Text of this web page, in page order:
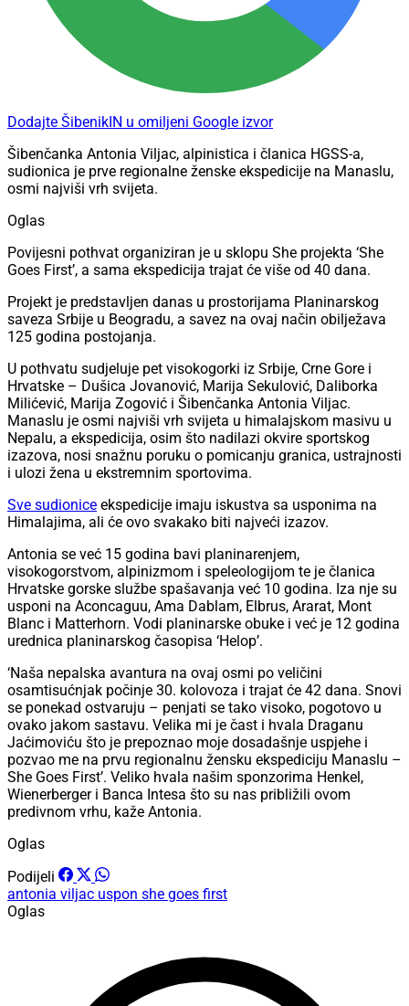
Dodajte ŠibenikIN u omiljeni Google izvor
Šibenčanka Antonia Viljac, alpinistica i članica HGSS-a,
sudionica je prve regionalne ženske ekspedicije na Manaslu,
osmi najviši vrh svijeta.
Oglas
Povijesni pothvat organiziran je u sklopu She projekta ‘She
Goes First’, a sama ekspedicija trajat će više od 40 dana.
Projekt je predstavljen danas u prostorijama Planinarskog
saveza Srbije u Beogradu, a savez na ovaj način obilježava
125 godina postojanja.
U pothvatu sudjeluje pet visokogorki iz Srbije, Crne Gore i
Hrvatske – Dušica Jovanović, Marija Sekulović, Daliborka
Milićević, Marija Zogović i Šibenčanka Antonia Viljac.
Manaslu je osmi najviši vrh svijeta u himalajskom masivu u
Nepalu, a ekspedicija, osim što nadilazi okvire sportskog
izazova, nosi snažnu poruku o pomicanju granica, ustrajnosti
i ulozi žena u ekstremnim sportovima.
Sve sudionice ekspedicije imaju iskustva sa usponima na
Himalajima, ali će ovo svakako biti najveći izazov.
Antonia se već 15 godina bavi planinarenjem,
visokogorstvom, alpinizmom i speleologijom te je članica
Hrvatske gorske službe spašavanja već 10 godina. Iza nje su
usponi na Aconcaguu, Ama Dablam, Elbrus, Ararat, Mont
Blanc i Matterhorn. Vodi planinarske obuke i već je 12 godina
urednica planinarskog časopisa ‘Helop’.
‘Naša nepalska avantura na ovaj osmi po veličini
osamtisućnjak počinje 30. kolovoza i trajat će 42 dana. Snovi
se ponekad ostvaruju – penjati se tako visoko, pogotovo u
ovako jakom sastavu. Velika mi je čast i hvala Draganu
Jaćimoviću što je prepoznao moje dosadašnje uspjehe i
pozvao me na prvu regionalnu žensku ekspediciju Manaslu –
She Goes First’. Veliko hvala našim sponzorima Henkel,
Wienerberger i Banca Intesa što su nas približili ovom
predivnom vrhu, kaže Antonia.
Oglas
Podijeli
antonia viljac uspon she goes first
Oglas